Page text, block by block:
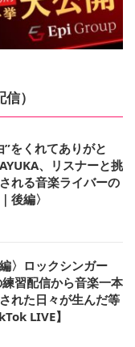
）
”をくれてありがと
、リスナーと挑
れる音楽ライバーの
後編〉
〉ロックシンガー
習配信から音楽一本
れた日々が生んだ等
LIVE】